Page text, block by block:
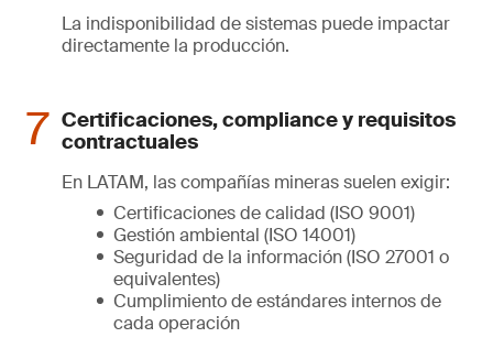
La indisponibilidad de sistemas puede impactar
directamente la producción.
Certificaciones, compliance y requisitos
contractuales
En LATAM, las compañías mineras suelen exigir:
Certificaciones de calidad (ISO 9001)
Gestión ambiental (ISO 14001)
Seguridad de la información (ISO 27001 o
equivalentes)
Cumplimiento de estándares internos de
cada operación